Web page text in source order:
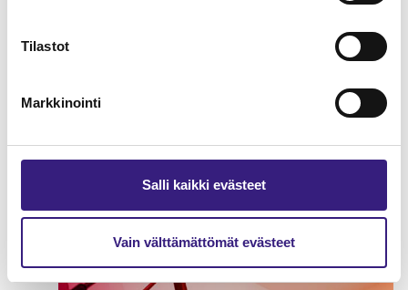
Tilastot
Markkinointi
Salli kaikki evästeet
Vain välttämättömät evästeet